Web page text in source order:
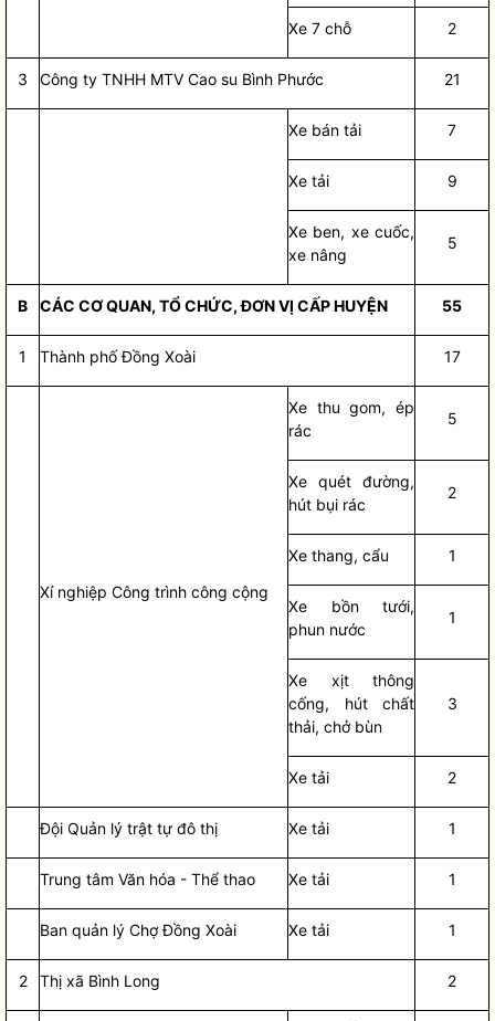
Xe 7 chỗ 2
3 Công ty TNHH MTV Cao su Bình Phước 21
Xe bán tải 7
Xe tải 9
Xe ben, xe cuốc,
xe nâng
5
B CÁC CƠ QUAN, TỔ CHỨC, ĐƠN VỊ CẤP HUYỆN 55
1 Thành phố Đồng Xoài 17
Xí nghiệp Công trình công cộng
Xe thu gom, ép
rác
5
Xe quét đường,
hút bụi rác
2
Xe thang, cẩu 1
Xe bồn tưới,
phun nước
1
Xe xịt thông
cống, hút chất
thải, chở bùn
3
Xe tải 2
Đội Quản lý trật tự đô thị Xe tải 1
Trung tâm Văn hóa - Thể thao Xe tải 1
Ban quản lý Chợ Đồng Xoài Xe tải 1
2 Thị xã Bình Long 2